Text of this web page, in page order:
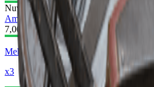
Nuværende
Ambolt I
Ambolt II
7,000
Mekaniske komponenter
x3